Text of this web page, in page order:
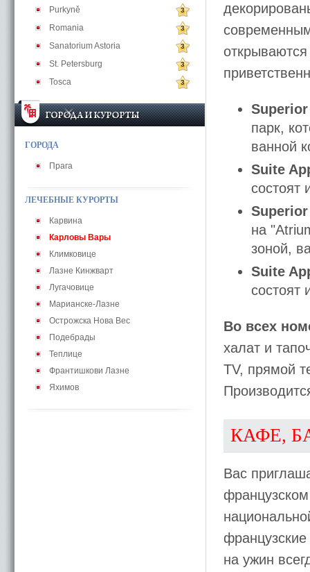
Purkyně 3
Romania 3
Sanatorium Astoria 3
St. Petersburg 3
Tosca 3
ГОРОДА
Прага
ЛЕЧЕБНЫЕ КУРОРТЫ
Карвина
Карловы Вары
Климковице
Лазне Кинжварт
Лугачовице
Марианске-Лазне
Острожска Нова Вес
Подебрады
Теплице
Франтишкови Лазне
Яхимов
парк,
ванной
Suite
состоят
на
зоной,
Suite
состоят
Во всех
халат и
TV, прямой
КАФЕ,
Вас
на ужин